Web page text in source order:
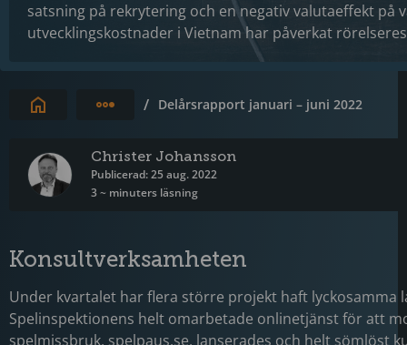
satsning på rekrytering och en negativ valutaeffekt på
utvecklingskostnader i Vietnam har påverkat
Expandera brödsmulor
/ Delårsrapport januari – juni 2022
Christer Johansson
Publicerad: 25 aug. 2022
3 ~ minuters läsning
Konsultverksamheten
Under kvartalet har flera större projekt haft lyckosamma
Spelinspektionens helt omarbetade onlinetjänst för att
spelmissbruk, spelpaus.se, lanserades och helt sömlöst